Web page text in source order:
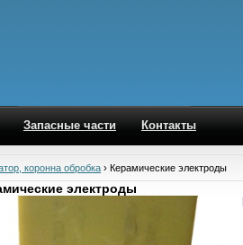
Запасные части Контакты
коронна обробка › Керамические электроды
электроды